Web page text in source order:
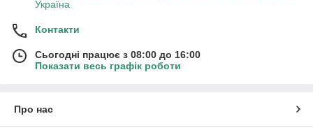
Україна
Контакти
Сьогодні працює з 08:00 до 16:00
Показати весь графік роботи
Про нас